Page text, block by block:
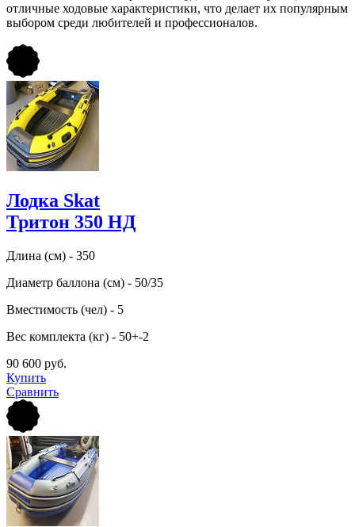
Лодка Skat
Тритон 350 НД
Длина (см) - 350
Диаметр баллона (см) - 50/35
Вместимость (чел) - 5
Вес комплекта (кг) - 50+-2
90 600 руб.
Купить
Сравнить
отличные ходовые характеристики, что делает их популярным
выбором среди любителей и профессионалов.